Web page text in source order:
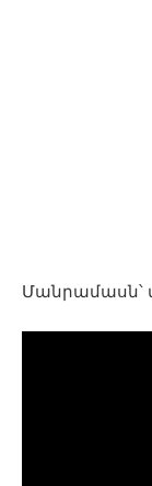
Մանրամասն՝